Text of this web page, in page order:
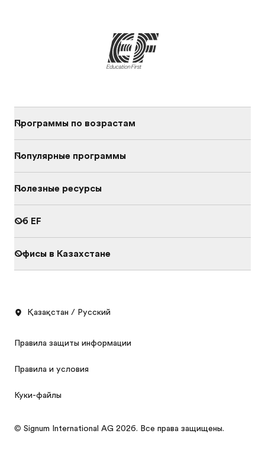
Узнать стоимость
Программы по возрастам
Популярные программы
Полезные ресурсы
Об EF
Офисы в Казахстане
Қазақстан / Русский
Правила защиты информации
Правила и условия
Куки-файлы
© Signum International AG 2026. Все права защищены.